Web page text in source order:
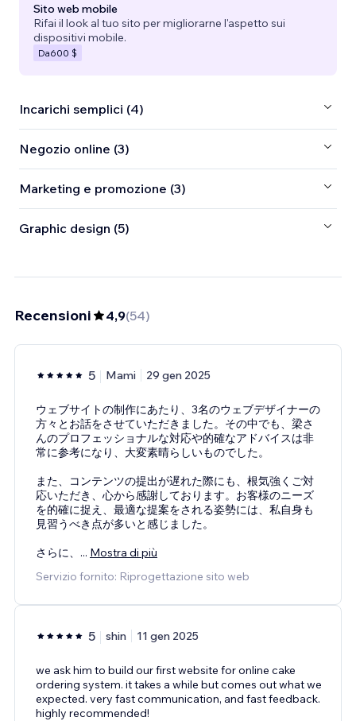
Sito web mobile
Rifai il look al tuo sito per migliorarne l'aspetto sui
dispositivi mobile.
Da600 $
Incarichi semplici (4)
Negozio online (3)
Marketing e promozione (3)
Graphic design (5)
Recensioni 4,9(54)
5 Mami 29 gen 2025
ウェブサイトの制作にあたり、3名のウェブデザイナーの
方々とお話をさせていただきました。その中でも、梁さ
んのプロフェッショナルな対応や的確なアドバイスは非
常に参考になり、大変素晴らしいものでした。
また、コンテンツの提出が遅れた際にも、根気強くご対
応いただき、心から感謝しております。お客様のニーズ
を的確に捉え、最適な提案をされる姿勢には、私自身も
見習うべき点が多いと感じました。
さらに、 ... Mostra di più
Servizio fornito: Riprogettazione sito web
5 shin 11 gen 2025
we ask him to build our first website for online cake
ordering system. it takes a while but comes out what we
expected. very fast communication, and fast feedback.
highly recommended!